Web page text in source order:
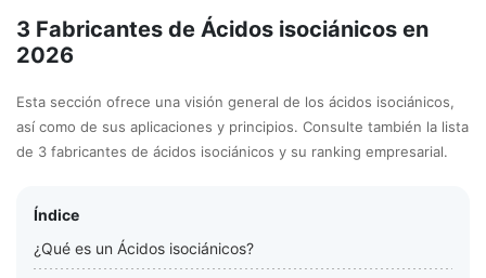
3 Fabricantes de Ácidos isociánicos en
2026
Esta sección ofrece una visión general de los ácidos isociánicos,
así como de sus aplicaciones y principios. Consulte también la lista
de 3 fabricantes de ácidos isociánicos y su ranking empresarial.
Índice
¿Qué es un Ácidos isociánicos?